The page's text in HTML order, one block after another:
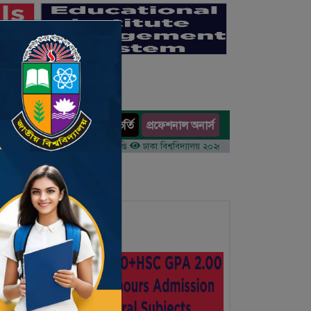
অনার্স ভর্তি প্রফেশনাল অনার্স
১ম বর্ষের ভর্তি আবেদন বিজ্ঞপ্তি ঢাকা বিশ্ববিদ্যালয় ২০২৫-২৬ শিক্ষাবর্ষে আন্ডারগ্র্যাজুয়েট